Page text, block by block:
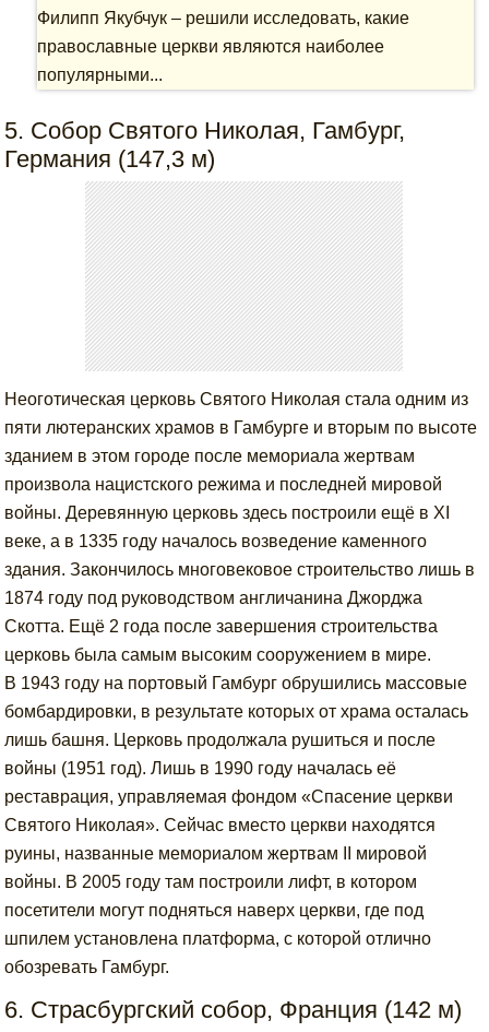
Филипп Якубчук – решили исследовать, какие
православные церкви являются наиболее
популярными...
5. Собор Святого Николая, Гамбург,
Германия (147,3 м)
Неоготическая церковь Святого Николая стала одним из
пяти лютеранских храмов в Гамбурге и вторым по высоте
зданием в этом городе после мемориала жертвам
произвола нацистского режима и последней мировой
войны. Деревянную церковь здесь построили ещё в XI
веке, а в 1335 году началось возведение каменного
здания. Закончилось многовековое строительство лишь в
1874 году под руководством англичанина Джорджа
Скотта. Ещё 2 года после завершения строительства
церковь была самым высоким сооружением в мире.
В 1943 году на портовый Гамбург обрушились массовые
бомбардировки, в результате которых от храма осталась
лишь башня. Церковь продолжала рушиться и после
войны (1951 год). Лишь в 1990 году началась её
реставрация, управляемая фондом «Спасение церкви
Святого Николая». Сейчас вместо церкви находятся
руины, названные мемориалом жертвам II мировой
войны. В 2005 году там построили лифт, в котором
посетители могут подняться наверх церкви, где под
шпилем установлена платформа, с которой отлично
обозревать Гамбург.
6. Страсбургский собор, Франция (142 м)